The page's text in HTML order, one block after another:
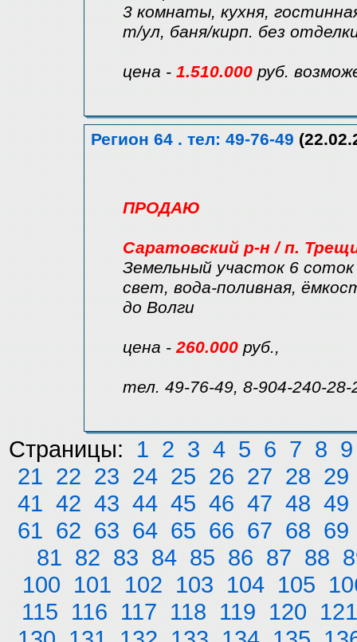
3 комнаты, кухня,
т/ул, баня/кирп. без
цена - 1.510.000 руб.
Регион 64 . тел: 49-76-49
ПРОДАЮ
Саратовский р-н / п.
Земельный участок 6
свет, вода-поливная,
до Волги
цена -260.000 руб.,
тел. 49-76-49, 8-904-240-28-
Страницы: 1 2 3 4 5 6 7 8 9
21 22 23 24 25 26 27 28 29
41 42 43 44 45 46 47 48 49
61 62 63 64 65 66 67 68 69
81 82 83 84 85 86 87 88
100 101 102 103 104 105
115 116 117 118 119 120 121